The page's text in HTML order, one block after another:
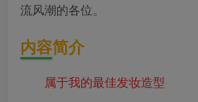
流风潮的各位。
内容简介
属于我的最佳发妆造型